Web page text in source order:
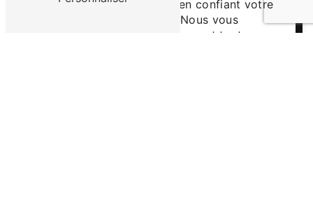
aucune mauvaise surprise en confiant votre
trottinette à notre équipe. Nous vous
établirons un devis détaillé avant toute